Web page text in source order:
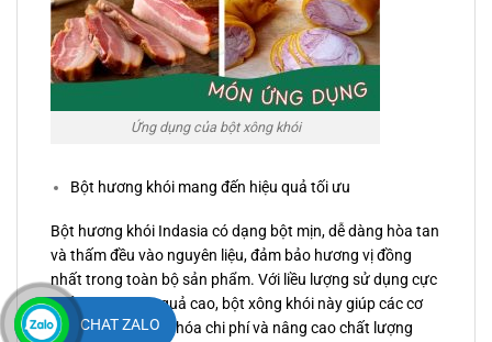
Ứng dụng của bột xông khói
Bột hương khói mang đến hiệu quả tối ưu
Bột hương khói Indasia có dạng bột mịn, dễ dàng hòa tan
và thấm đều vào nguyên liệu, đảm bảo hương vị đồng
nhất trong toàn bộ sản phẩm. Với liều lượng sử dụng cực
nhỏ nhưng hiệu quả cao, bột xông khói này giúp các cơ
sở sản xuất tối ưu hóa chi phí và nâng cao chất lượng
CHAT ZALO